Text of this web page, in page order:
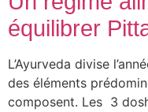
équilibrer
L’Ayurveda divise
des éléments
composent. Les 3